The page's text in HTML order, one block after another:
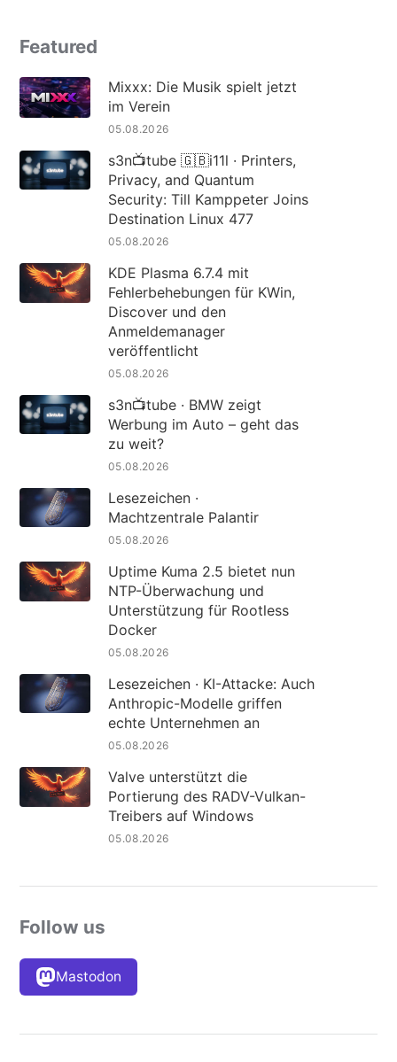
Featured
Mixxx: Die Musik spielt jetzt
im Verein
05.08.2026
s3n📺tube 🇬🇧i11l · Printers,
Privacy, and Quantum
Security: Till Kamppeter Joins
Destination Linux 477
05.08.2026
KDE Plasma 6.7.4 mit
Fehlerbehebungen für KWin,
Discover und den
Anmeldemanager
veröffentlicht
05.08.2026
s3n📺tube · BMW zeigt
Werbung im Auto – geht das
zu weit?
05.08.2026
Lesezeichen ·
Machtzentrale Palantir
05.08.2026
Uptime Kuma 2.5 bietet nun
NTP-Überwachung und
Unterstützung für Rootless
Docker
05.08.2026
Lesezeichen · KI-Attacke: Auch
Anthropic-Modelle griffen
echte Unternehmen an
05.08.2026
Valve unterstützt die
Portierung des RADV-Vulkan-
Treibers auf Windows
05.08.2026
Follow us
Mastodon